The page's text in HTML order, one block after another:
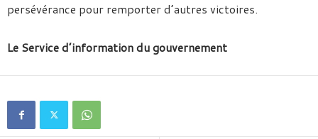
persévérance pour remporter d’autres victoires.
Le Service d’information du gouvernement